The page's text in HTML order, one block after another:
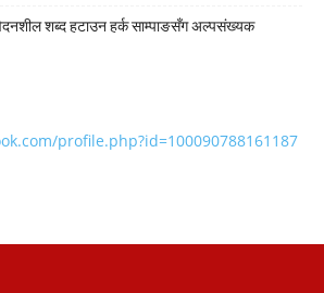
शब्द हटाउन हर्क साम्पाङसँग अल्पसंख्यक
profile.php?id=100090788161187